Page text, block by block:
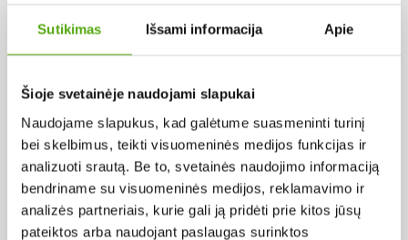
Sutikimas Išsami informacija Apie
Šioje svetainėje naudojami slapukai
Naudojame slapukus, kad galėtume suasmeninti turinį
bei skelbimus, teikti visuomeninės medijos funkcijas ir
analizuoti srautą. Be to, svetainės naudojimo informaciją
bendriname su visuomeninės medijos, reklamavimo ir
analizės partneriais, kurie gali ją pridėti prie kitos jūsų
pateiktos arba naudojant paslaugas surinktos
Pietų Korėja
Pagal abėcėlę:
Rezultatų nerasta...